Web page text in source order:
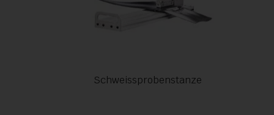
Schweissprobenstanze